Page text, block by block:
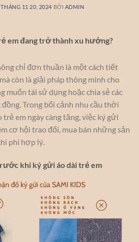
THÁNG 11 20, 2024 BỞI ADMIN
em đang trở thành xu hướng?
chỉ đơn thuần là một cách tiết
còn là giải pháp thông minh cho
muốn tái sử dụng hoặc chia sẻ các
đồng. Trong bối cảnh nhu cầu thời
em ngày càng tăng, việc ký gửi
cơ hội trao đổi, mua bán những sản
phí hợp lý.
khi ký gửi áo dài trẻ em